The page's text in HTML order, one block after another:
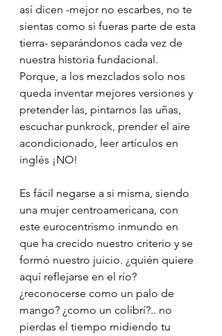
así dicen -mejor no escarbes, no te
sientas como si fueras parte de esta
tierra- separándonos cada vez de
nuestra historia fundacional.
Porque, a los mezclados solo nos
queda inventar mejores versiones y
pretender las, pintarnos las uñas,
escuchar punkrock, prender el aire
acondicionado, leer artículos en
inglés ¡NO!
Es fácil negarse a si misma, siendo
una mujer centroamericana, con
este eurocentrismo inmundo en
que ha crecido nuestro criterio y se
formó nuestro juicio. ¿quién quiere
aquí reflejarse en el río?
¿reconocerse como un palo de
mango? ¿como un colibrí?.. no
pierdas el tiempo midiendo tu